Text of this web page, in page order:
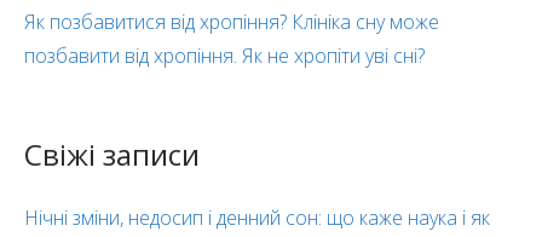
Як позбавитися від хропіння? Клініка сну може
позбавити від хропіння. Як не хропіти уві сні?
Свіжі записи
Нічні зміни, недосип і денний сон: що каже наука і як